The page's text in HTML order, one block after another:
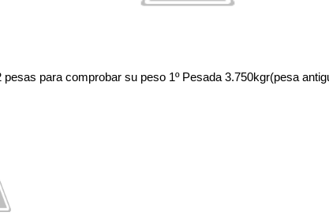
para comprobar su peso 1º Pesada 3.750kgr(pesa